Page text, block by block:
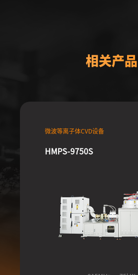
相关产品
微波等离子体CVD设备
HMPS-9750S